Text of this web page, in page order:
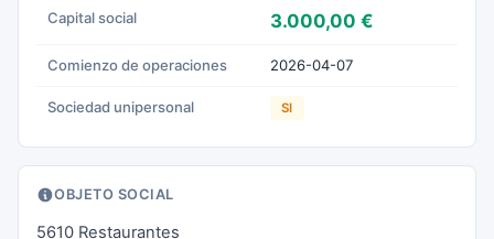
Capital social 3.000,00 €
Comienzo de operaciones 2026-04-07
Sociedad unipersonal SI
OBJETO SOCIAL
5610 Restaurantes